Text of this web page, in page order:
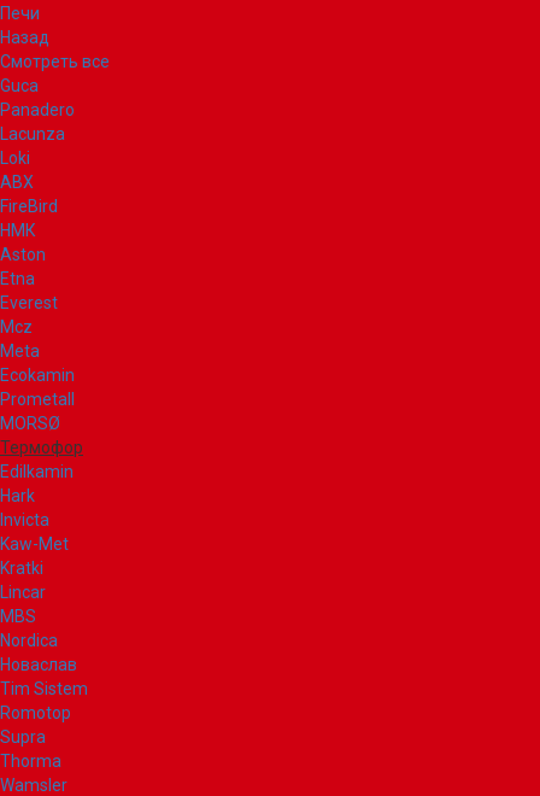
Печи
Назад
Смотреть все
Guca
Panadero
Lacunza
Loki
ABX
FireBird
НМК
Aston
Etna
Everest
Mcz
Meta
Ecokamin
Prometall
MORSØ
Термофор
Edilkamin
Hark
Invicta
Kaw-Met
Kratki
Lincar
MBS
Nordica
Новаслав
Tim Sistem
Romotop
Supra
Thorma
Wamsler